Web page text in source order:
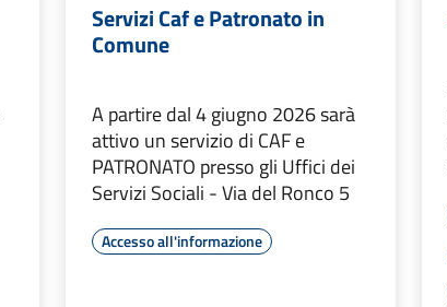
Servizi Caf e Patronato in
Comune
A partire dal 4 giugno 2026 sarà
attivo un servizio di CAF e
PATRONATO presso gli Uffici dei
Servizi Sociali - Via del Ronco 5
Accesso all'informazione